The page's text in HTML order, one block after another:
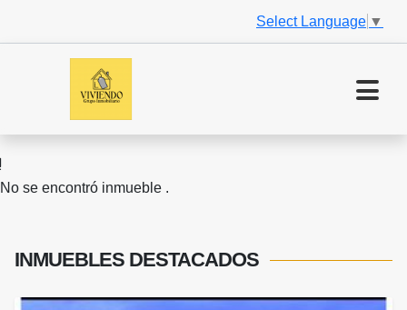
Select Language ▼
No se encontró inmueble .
INMUEBLES DESTACADOS